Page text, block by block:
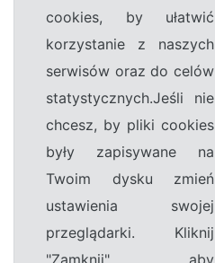
cookies, by ułatwić
korzystanie z naszych
serwisów oraz do celów
statystycznych.Jeśli nie
chcesz, by pliki cookies
były zapisywane na
Twoim dysku zmień
ustawienia swojej
przeglądarki. Kliknij
"Zamknij" aby